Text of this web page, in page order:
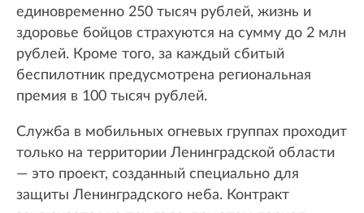
единовременно 250 тысяч рублей, жизнь и
здоровье бойцов страхуются на сумму до 2 млн
рублей. Кроме того, за каждый сбитый
беспилотник предусмотрена региональная
премия в 100 тысяч рублей.
Служба в мобильных огневых группах проходит
только на территории Ленинградской области
— это проект, созданный специально для
защиты Ленинградского неба. Контракт